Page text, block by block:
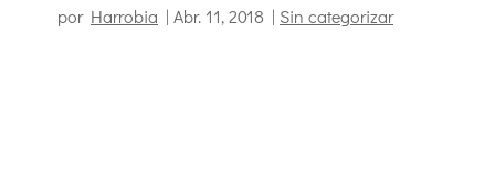
por Harrobia | Abr. 11, 2018 | Sin categorizar